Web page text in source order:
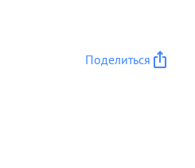
Поделиться